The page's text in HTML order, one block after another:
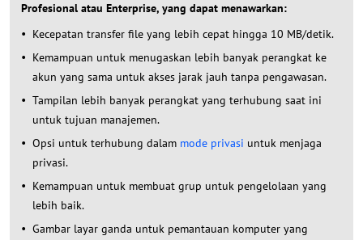
Profesional atau Enterprise, yang dapat menawarkan:
Kecepatan transfer file yang lebih cepat hingga 10 MB/detik.
Kemampuan untuk menugaskan lebih banyak perangkat ke
akun yang sama untuk akses jarak jauh tanpa pengawasan.
Tampilan lebih banyak perangkat yang terhubung saat ini
untuk tujuan manajemen.
Opsi untuk terhubung dalam mode privasi untuk menjaga
privasi.
Kemampuan untuk membuat grup untuk pengelolaan yang
lebih baik.
Gambar layar ganda untuk pemantauan komputer yang